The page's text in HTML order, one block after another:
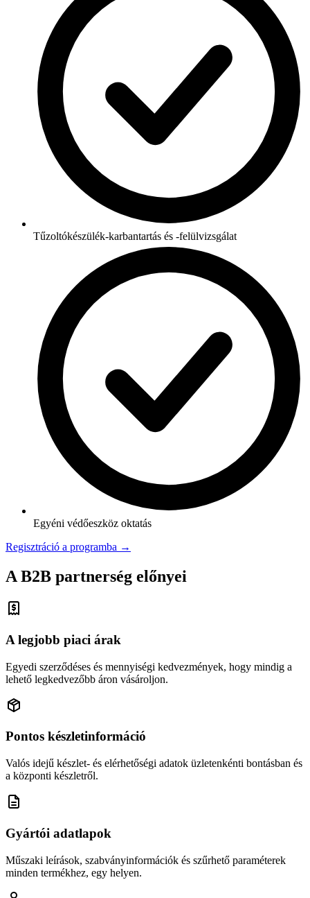
Tűzoltókészülék-karbantartás és -felülvizsgálat
Egyéni védőeszköz oktatás
Regisztráció a programba →
A B2B partnerség előnyei
A legjobb piaci árak
Egyedi szerződéses és mennyiségi kedvezmények, hogy mindig a
lehető legkedvezőbb áron vásároljon.
Pontos készletinformáció
Valós idejű készlet- és elérhetőségi adatok üzletenkénti bontásban és
a központi készletről.
Gyártói adatlapok
Műszaki leírások, szabványinformációk és szűrhető paraméterek
minden termékhez, egy helyen.